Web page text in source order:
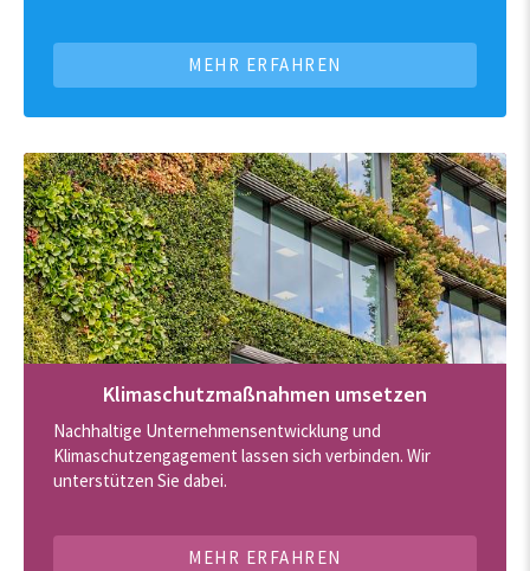
MEHR ERFAHREN
Klimaschutzmaßnahmen umsetzen
Nachhaltige Unternehmensentwicklung und
Klimaschutzengagement lassen sich verbinden. Wir
unterstützen Sie dabei.
MEHR ERFAHREN